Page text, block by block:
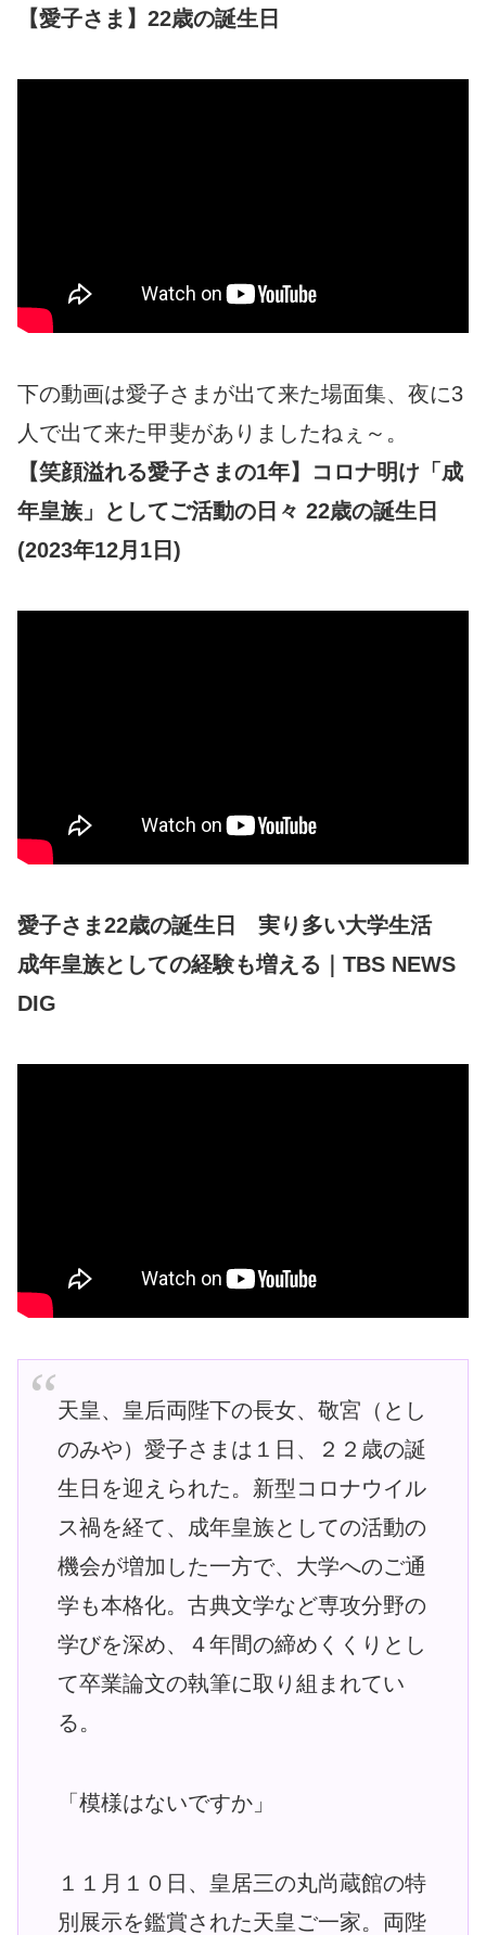
【愛子さま】22歳の誕生日
下の動画は愛子さまが出て来た場面集、夜に3
人で出て来た甲斐がありましたねぇ～。
【笑顔溢れる愛子さまの1年】コロナ明け「成
年皇族」としてご活動の日々 22歳の誕生日
(2023年12月1日)
愛子さま22歳の誕生日 実り多い大学生活
成年皇族としての経験も増える｜TBS NEWS
DIG
天皇、皇后両陛下の長女、敬宮（とし
のみや）愛子さまは１日、２２歳の誕
生日を迎えられた。新型コロナウイル
ス禍を経て、成年皇族としての活動の
機会が増加した一方で、大学へのご通
学も本格化。古典文学など専攻分野の
学びを深め、４年間の締めくくりとし
て卒業論文の執筆に取り組まれてい
る。
「模様はないですか」
１１月１０日、皇居三の丸尚蔵館の特
別展示を鑑賞された天皇ご一家。両陛